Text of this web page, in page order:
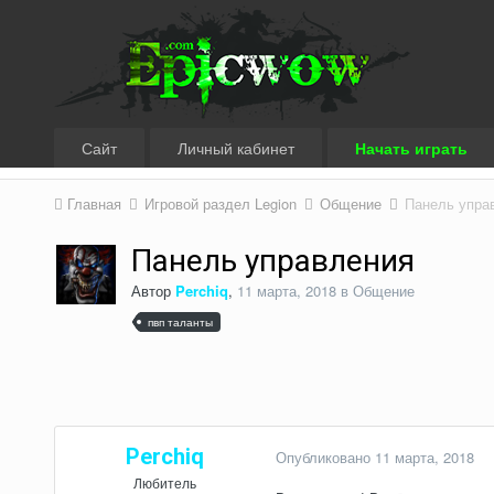
Сайт Личный кабинет Начать играть
Главная Игровой раздел Legion Общение Панель
Панель управления
Автор Perchiq, 11 марта, 2018в Общение
пвп таланты
Perchiq
Любитель
Опубликовано 11 марта, 2018